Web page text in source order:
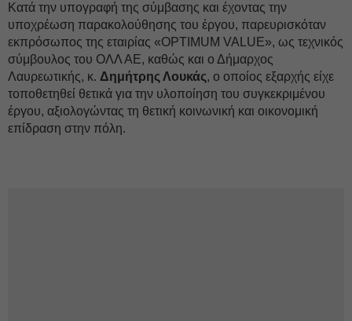
Κατά την υπογραφή της σύμβασης και έχοντας την
υποχρέωση παρακολούθησης του έργου, παρευρισκόταν
εκπρόσωπος της εταιρίας «OPTIMUM VALUE», ως τεχνικός
σύμβουλος του ΟΛΛ ΑΕ, καθώς και ο Δήμαρχος
Λαυρεωτικής, κ. Δημήτρης Λουκάς, ο οποίος εξαρχής είχε
τοποθετηθεί θετικά για την υλοποίηση του συγκεκριμένου
έργου, αξιολογώντας τη θετική κοινωνική και οικονομική
επίδραση στην πόλη.